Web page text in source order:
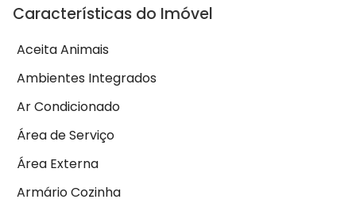
Características do Imóvel
Aceita Animais
Ambientes Integrados
Ar Condicionado
Área de Serviço
Área Externa
Armário Cozinha